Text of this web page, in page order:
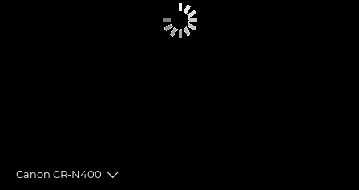
Canon CR-N400
Toggle breadcrumbs